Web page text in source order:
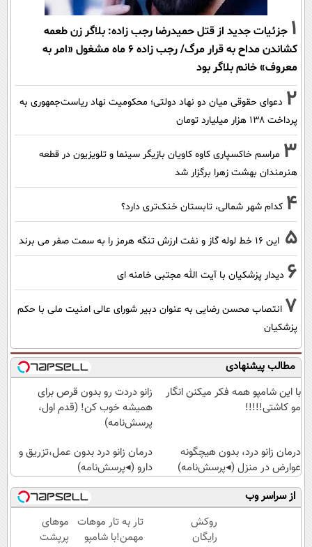
1 جزئیات جدید از قتل حمیدرضا رجب زاده: بلاگر زن طعمه
کشاندن مداح به قرار مرگ/ رجب زاده 6 ماه مشغول «امر به
معروف» خانم بلاگر بود
2 دعوای حقوقی میان دو نهاد دولتی؛ محکومیت نهاد ریاست‌جمهوری به
پرداخت ۱۳۸ هزار میلیارد تومان
3 مراسم خاکسپاری کاوه کاویان بازیگر سینما و تلویزیون در قطعه
هنرمندان بهشت زهرا برگزار شد
4 کدام شهر شمالی، تابستان خنک‌تری دارد؟
5 این 16 خط لوله گاز و نفت ارزش تنگه هرمز را به سمت صفر می برند
6 دیدار پزشکیان با آیت الله مجتبی خامنه ای
7 انتصاب محسن رضایی به عنوان دبیر شورای عالی امنیت ملی با حکم
پزشکیان
مطالب پیشنهادی
با این شامپو همه فکر میکنن انگار
مو کاشتی!!!!!
زانو دردت رو بدون قرص برای
همیشه خوب کن! (قدم اول،
پرسش‌نامه)
درمان زانو درد، بدون هیچگونه
عوارض در منزل (◂پرسش‌نامه)
درمان زانو درد بدون عمل،تزریق و
دارو (◂پرسش‌نامه)
از سراسر وب
روکش
رایگان
تار به تار موهات
مهمن!با شامپو
موهای
پرپشت